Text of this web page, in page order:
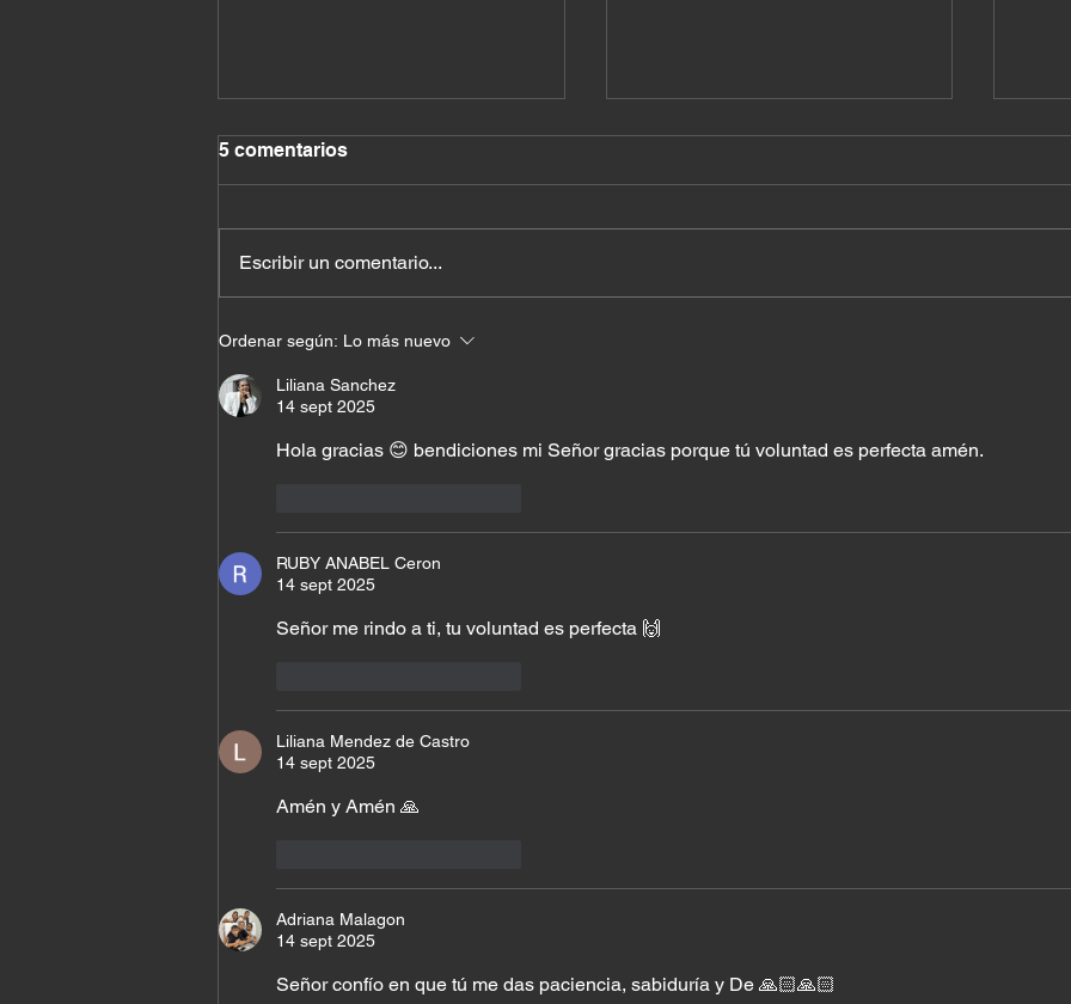
Cuando el milagro ya
estaba en tu casa
5 comentarios
Escribir un comentario...
Ordenar según: Lo más nuevo
Liliana Sanchez
14 sept 2025
Hola gracias 😊 bendiciones mi Señor gracias porque tú voluntad es perfecta amén.
RUBY ANABEL Ceron
14 sept 2025
Señor me rindo a ti, tu voluntad es perfecta 🙌
Liliana Mendez de Castro
14 sept 2025
Amén y Amén 🙏
Adriana Malagon
14 sept 2025
Señor confío en que tú me das paciencia, sabiduría y De 🙏🏻🙏🏻